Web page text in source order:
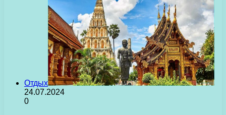
Отдых
24.07.2024
0